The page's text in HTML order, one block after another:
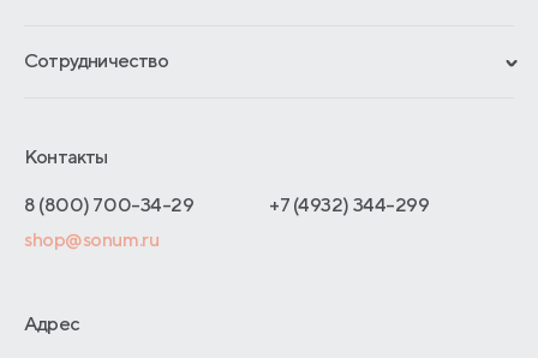
Гарантии
Отзывы покупателей
Обмен и возврат
Как оформить заказ
Адреса магазинов
Договор-оферты
Сотрудничество
Отельерам
Оптовые продажи
О производстве
Контакты
8 (800) 700-34-29
+7 (4932) 344-299
shop@sonum.ru
Адрес